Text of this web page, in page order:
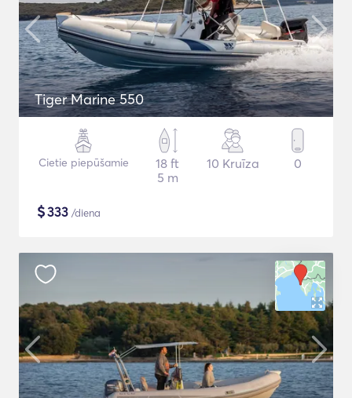
Tiger Marine 550
Cietie piepūšamie
18 ft
5 m
10 Kruīza 0
$333 /diena